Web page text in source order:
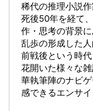
稀代の推理小説作
死後50年を経て
作・思考の背景に
乱歩の形成した
前戦後という時
花開いた様々な
華執筆陣のナビ
感できるエンサ